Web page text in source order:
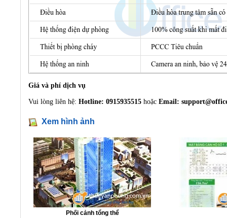
Giá và phí dịch vụ
Vui lòng liên hệ: Hotline: 0915935515 hoặc Email:
Xem hình ảnh
Phối cảnh tổng thể